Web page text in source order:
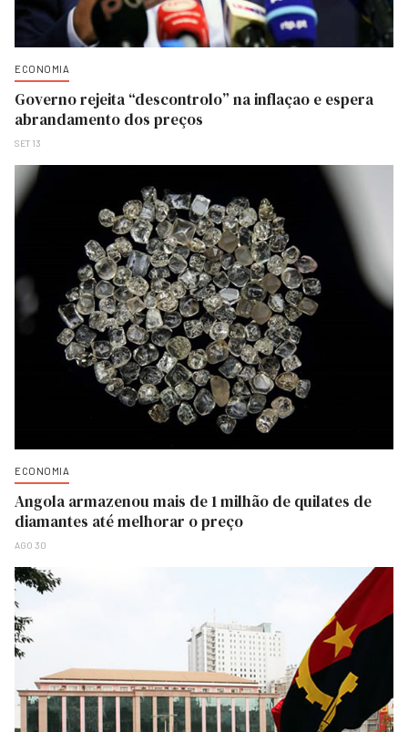
ECONOMIA
Governo rejeita “descontrolo” na inflaçao e espera
abrandamento dos preços
SET 13
ECONOMIA
Angola armazenou mais de 1 milhão de quilates de
diamantes até melhorar o preço
AGO 30